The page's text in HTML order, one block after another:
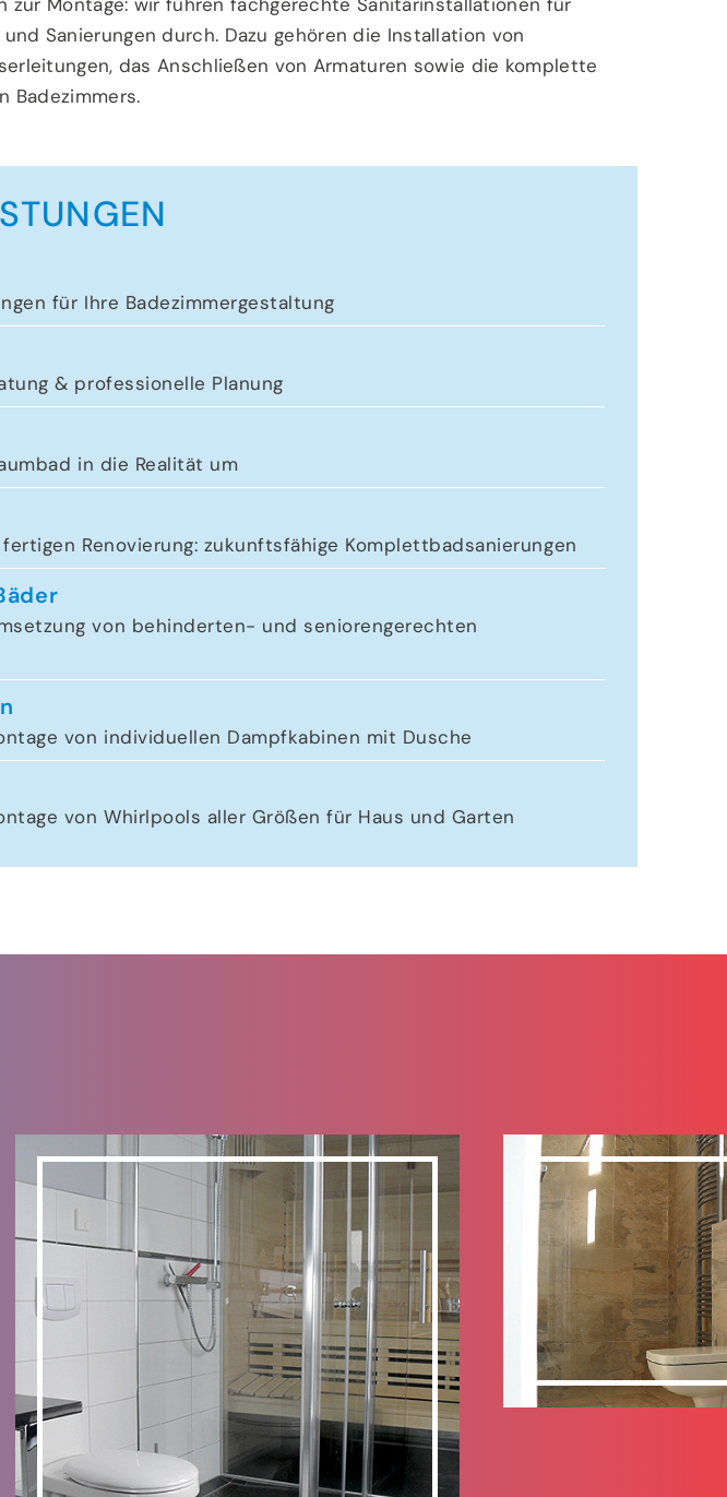
Sanierungen durch. Dazu gehören die Installation von
das Anschließen von Armaturen sowie die komplette
Badezimmers.
für Ihre Badezimmergestaltung
& professionelle Planung
in die Realität um
Renovierung: zukunftsfähige Komplettbadsanierungen
von behinderten- und seniorengerechten
von individuellen Dampfkabinen mit Dusche
von Whirlpools aller Größen für Haus und Garten